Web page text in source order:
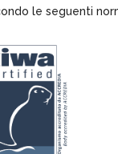
le seguenti